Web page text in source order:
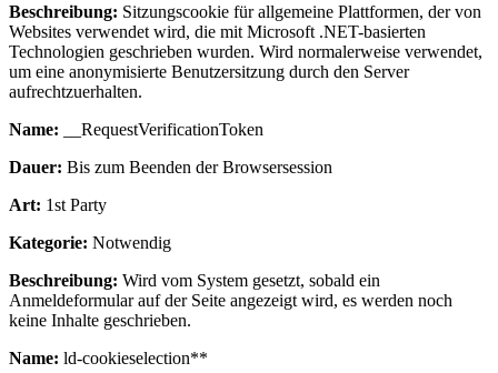
Beschreibung: Sitzungscookie für allgemeine Plattformen, der von
Websites verwendet wird, die mit Microsoft .NET-basierten
Technologien geschrieben wurden. Wird normalerweise verwendet,
um eine anonymisierte Benutzersitzung durch den Server
aufrechtzuerhalten.
Name: __RequestVerificationToken
Dauer: Bis zum Beenden der Browsersession
Art: 1st Party
Kategorie: Notwendig
Beschreibung: Wird vom System gesetzt, sobald ein
Anmeldeformular auf der Seite angezeigt wird, es werden noch
keine Inhalte geschrieben.
Name: ld-cookieselection**